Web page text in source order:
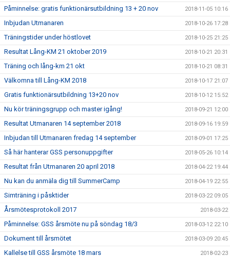
Påminnelse: gratis funktionärsutbildning 13 + 20 nov 2018-11-05 10:16
Inbjudan Utmanaren 2018-10-26 17:28
Träningstider under höstlovet 2018-10-25 21:25
Resultat Lång-KM 21 oktober 2019 2018-10-21 20:31
Träning och lång-km 21 okt 2018-10-21 08:31
Välkomna till Lång-KM 2018 2018-10-17 21:07
Gratis funktionärsutbildning 13+20 nov 2018-10-12 15:52
Nu kör träningsgrupp och master igång! 2018-09-21 12:00
Resultat Utmanaren 14 september 2018 2018-09-16 19:59
Inbjudan till Utmanaren fredag 14 september 2018-09-01 17:25
Så här hanterar GSS personuppgifter 2018-05-26 10:14
Resultat från Utmanaren 20 april 2018 2018-04-22 19:44
Nu kan du anmäla dig till SummerCamp 2018-04-19 22:55
Simträning i påsktider 2018-03-22 09:05
Årsmötesprotokoll 2017 2018-03-22
Påminnelse: GSS årsmöte nu på söndag 18/3 2018-03-12 22:10
Dokument till årsmötet 2018-03-09 20:45
Kallelse till GSS årsmöte 18 mars 2018-02-23